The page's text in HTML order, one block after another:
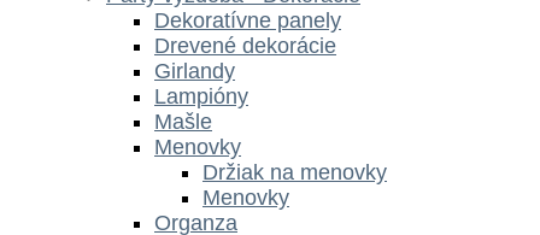
Dekoratívne panely
Drevené dekorácie
Girlandy
Lampióny
Mašle
Menovky
Držiak na menovky
Menovky
Organza